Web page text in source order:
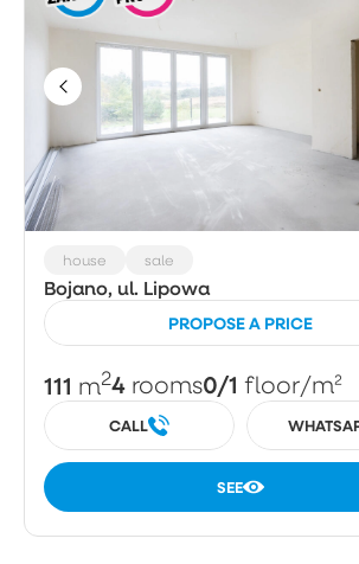
house sale
Bojano, ul. Lipowa
PROPOSE A PRICE
111 m24 rooms0/1 floor/m²
CALL
SEE